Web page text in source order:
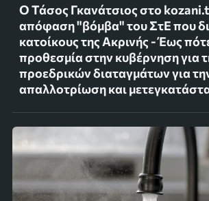
Ο Τάσος Γκανάτσιος στο
απόφαση "βόμβα" του ΣτΕ που
κατοίκους της Ακρινής - Έως
προθεσμία στην κυβέρνηση για
προεδρικών διαταγμάτων για
απαλλοτρίωση και